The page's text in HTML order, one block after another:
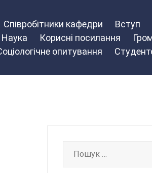
Співробітники кафедри Вступ
Наука Корисні посилання
опитування